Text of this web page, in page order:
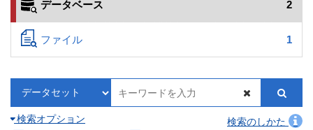
データベース 2
ファイル 1
検索オプション
検索のしかた